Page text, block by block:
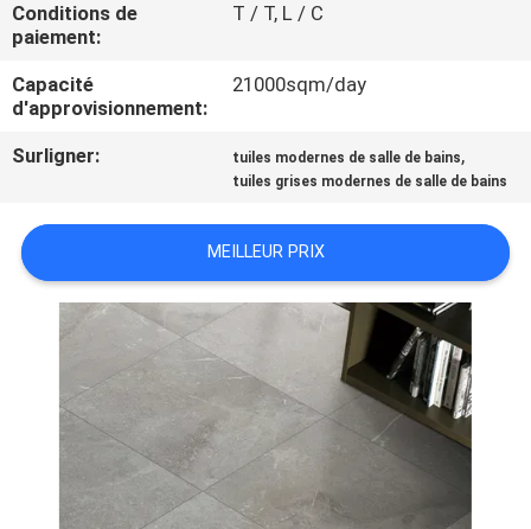
DE
QUALITÉ
NOUS
CONTACTER
DEMANDEZ
UN DEVIS
PLAN
Conditions de
paiement:
T / T, L / C
Capacité
d'approvisionnement:
21000sqm/day
Surligner: tuiles modernes de salle de bains,
tuiles grises modernes de salle de bains
MEILLEUR PRIX